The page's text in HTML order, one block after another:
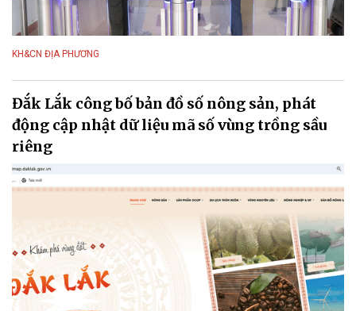
KH&CN ĐỊA PHƯƠNG
Đắk Lắk công bố bản đồ số nông sản, phát
động cập nhật dữ liệu mã số vùng trồng sầu
riêng